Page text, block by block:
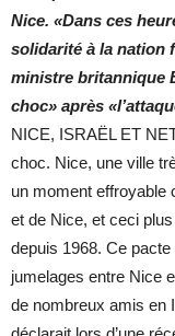
Nice. «Dans ces
solidarité à la nation
ministre britannique
choc» après
NICE, ISRAËL ET
choc. Nice, une ville
un moment effroyable
et de Nice, et ceci
depuis 1968. Ce
jumelages entre Nice
de nombreux amis en